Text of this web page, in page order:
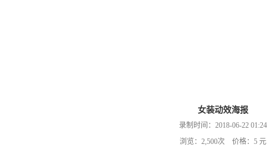
女装动效海报
录制时间：2018-06-22 01:24
浏览：2,500次 价格：5 元